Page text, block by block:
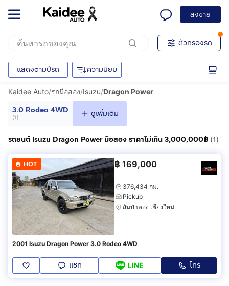
ลงขาย
ตัวกรองรถ
แสดงตามปีรถ ความนิยม
Kaidee Auto/รถมือสอง/Isuzu/Dragon Power
3.0 Rodeo 4WD
(1) ดูเพิ่มเติม
รถยนต์ Isuzu Dragon Power มือสอง ราคาไม่เกิน 3,000,000฿ (1)
HOT ฿ 169,000
376,434 กม.
Pickup
สันป่าตอง เชียงใหม่
2001 Isuzu Dragon Power 3.0 Rodeo 4WD
แชท LINE โทร